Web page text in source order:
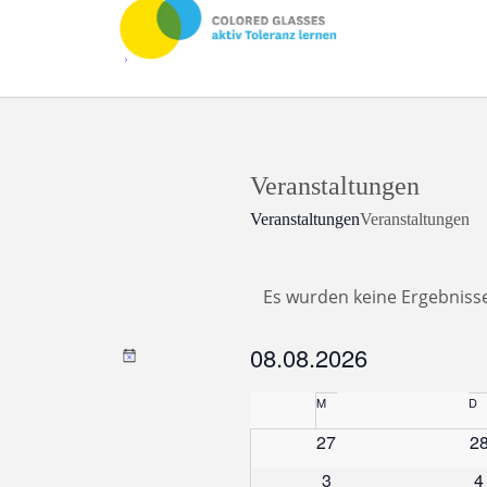
Veranstaltungen
VeranstaltungenVeranstaltungen
Hinweis
Es wurden keine
08.08.2026
Kalender
von
Veranstaltungen
MMontag D
0
27
0
28
0
3
0
4